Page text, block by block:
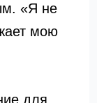
«Я не
мою
для